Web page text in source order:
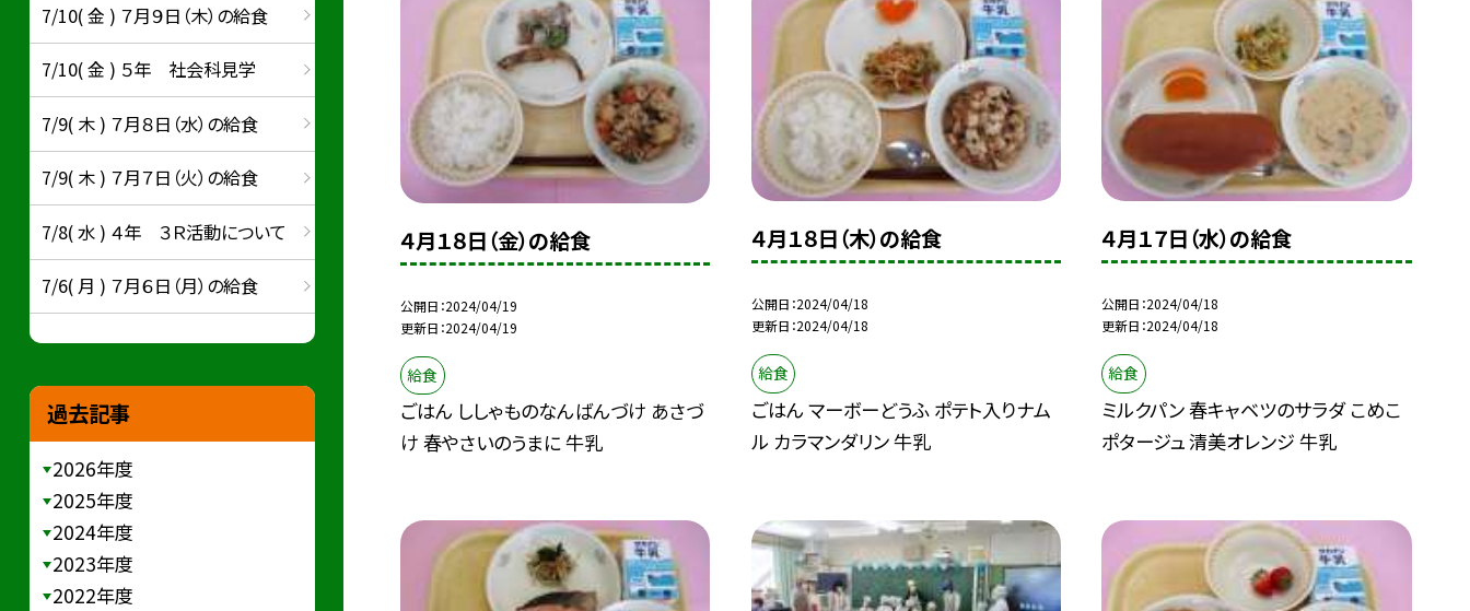
４月１８日（金）の給食
公開日 2024/04/19
更新日 2024/04/19
給食
ごはん ししゃものなんばんづけ あさづ
け 春やさいのうまに 牛乳
４月１８日（木）の給食
公開日 2024/04/18
更新日 2024/04/18
給食
ごはん マーボーどうふ ポテト入りナム
ル カラマンダリン 牛乳
４月１７日（水）の給食
公開日 2024/04/18
更新日 2024/04/18
給食
ミルクパン 春キャベツのサラダ こめこ
ポタージュ 清美オレンジ 牛乳
7/10( 金 ) ７月９日（木）の給食
7/10( 金 ) ５年 社会科見学
7/9( 木 ) ７月８日（水）の給食
7/9( 木 ) ７月７日（火）の給食
7/8( 水 ) ４年 ３Ｒ活動について
7/6( 月 ) ７月６日（月）の給食
過去記事
2026年度
2025年度
2024年度
2023年度
2022年度